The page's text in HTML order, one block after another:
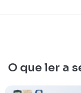
O que ler a